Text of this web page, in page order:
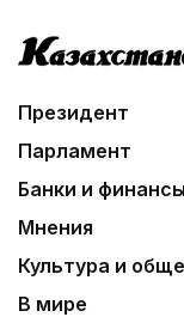
Президент
Парламент
Банки и финансы
Мнения
Культура и
В мире